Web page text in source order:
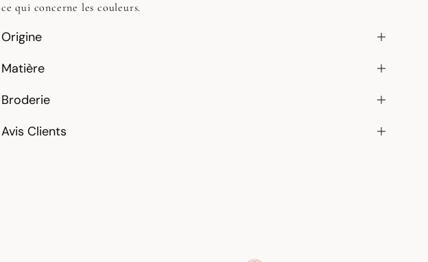
ce qui concerne les couleurs.
Origine
Matière
Broderie
Avis Clients